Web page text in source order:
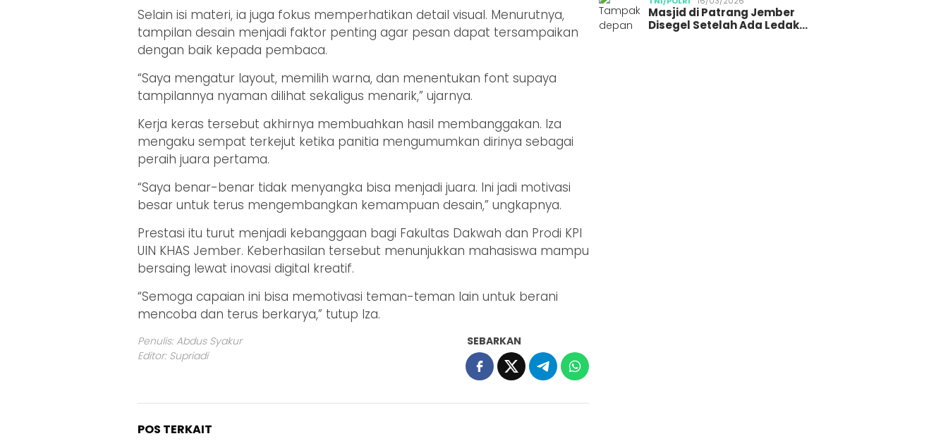
Selain isi materi, ia juga fokus memperhatikan detail visual. Menurutnya,
tampilan desain menjadi faktor penting agar pesan dapat tersampaikan
dengan baik kepada pembaca.
“Saya mengatur layout, memilih warna, dan menentukan font supaya
tampilannya nyaman dilihat sekaligus menarik,” ujarnya.
Kerja keras tersebut akhirnya membuahkan hasil membanggakan. Iza
mengaku sempat terkejut ketika panitia mengumumkan dirinya sebagai
peraih juara pertama.
“Saya benar-benar tidak menyangka bisa menjadi juara. Ini jadi motivasi
besar untuk terus mengembangkan kemampuan desain,” ungkapnya.
Prestasi itu turut menjadi kebanggaan bagi Fakultas Dakwah dan Prodi KPI
UIN KHAS Jember. Keberhasilan tersebut menunjukkan mahasiswa mampu
bersaing lewat inovasi digital kreatif.
“Semoga capaian ini bisa memotivasi teman-teman lain untuk berani
mencoba dan terus berkarya,” tutup Iza.
Penulis: Abdus Syakur
Editor: Supriadi
SEBARKAN
POS TERKAIT
Masjid di Patrang Jember
Disegel Setelah Ada Ledak…